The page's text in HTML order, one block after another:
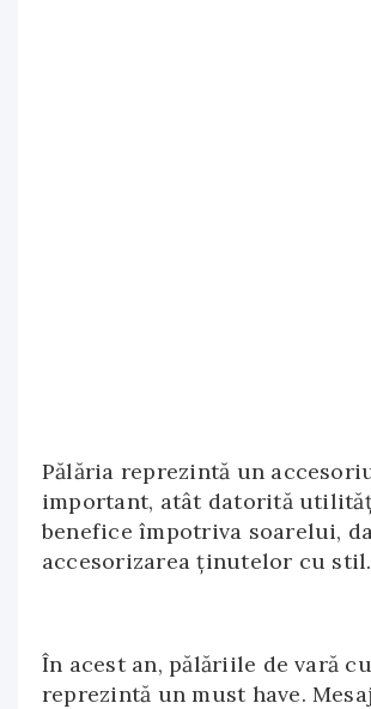
Pălăria reprezintă un
important, atât datorită
benefice împotriva soarelui,
accesorizarea ținutelor cu stil.
În acest an, pălăriile de vară
reprezintă un must have.